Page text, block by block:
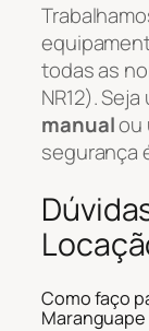
todas as
NR12). Seja
manualou
segurança
Como faço
Maranguape